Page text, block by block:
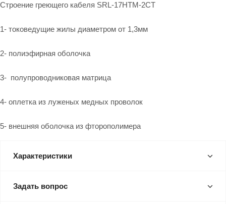
Строение греющего кабеля SRL-17HTM-2CT
1- токоведущие жилы диаметром от 1,3мм
2- полиэфирная оболочка
3- полупроводниковая матрица
4- оплетка из луженых медных проволок
5- внешняя оболочка из фторополимера
Характеристики
Задать вопрос